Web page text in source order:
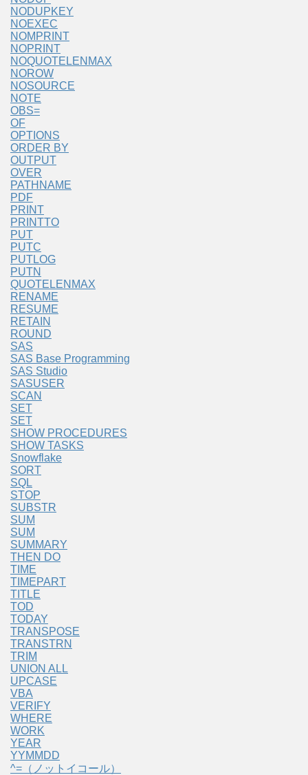
NODUPKEY
NOEXEC
NOMPRINT
NOPRINT
NOQUOTELENMAX
NOROW
NOSOURCE
NOTE
OBS=
OF
OPTIONS
ORDER BY
OUTPUT
OVER
PATHNAME
PDF
PRINT
PRINTTO
PUT
PUTC
PUTLOG
PUTN
QUOTELENMAX
RENAME
RESUME
RETAIN
ROUND
SAS
SAS Base Programming
SAS Studio
SASUSER
SCAN
SET
SET
SHOW PROCEDURES
SHOW TASKS
Snowflake
SORT
SQL
STOP
SUBSTR
SUM
SUM
SUMMARY
THEN DO
TIME
TIMEPART
TITLE
TOD
TODAY
TRANSPOSE
TRANSTRN
TRIM
UNION ALL
UPCASE
VBA
VERIFY
WHERE
WORK
YEAR
YYMMDD
^=（ノットイコール）